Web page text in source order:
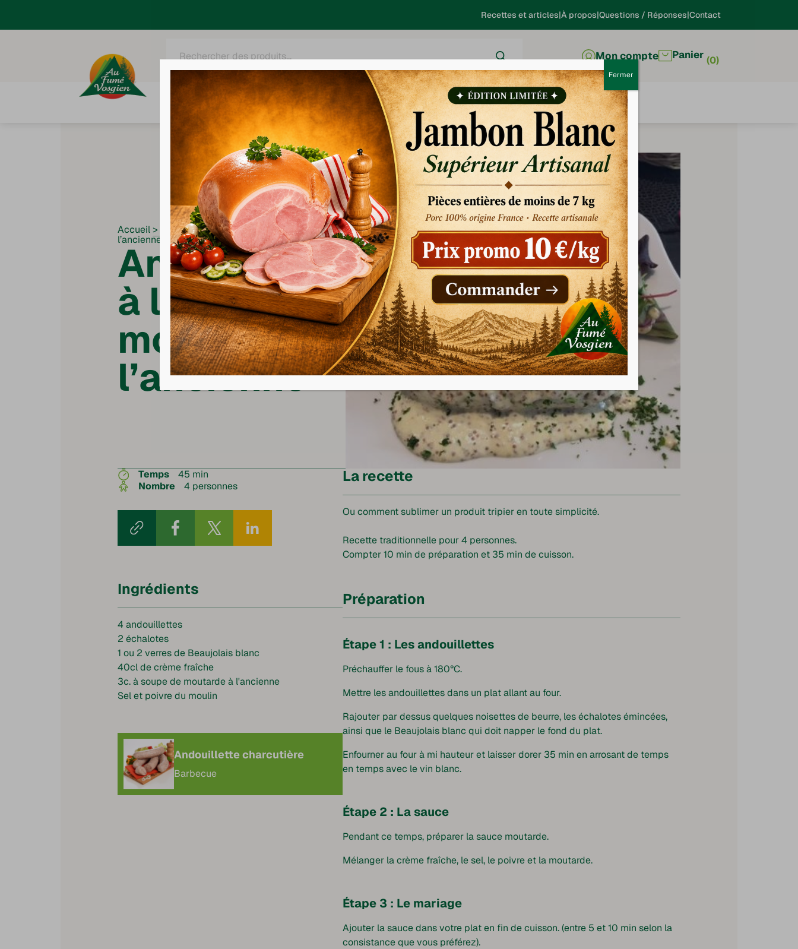
Recettes et articles À propos Questions / Réponses Contact
produits
Mon compte Panier 0
Tous nos produitsCharcuterieSalaisonSaucisses - ChoucrouteBarbecue
Accueil> Recettes>Andouillette à la moutarde à
l’ancienne
Andouillette
à la
moutarde à
l’ancienne
Temps
45 min
Nombre
4 personnes
Ingrédients
4 andouillettes
2 échalotes
1 ou 2 verres de Beaujolais blanc
40cl de crème fraîche
3c. à soupe de moutarde à l'ancienne
Sel et poivre du moulin
Andouillette charcutière
Barbecue
La recette
Ou comment sublimer un produit tripier en toute simplicité.
Recette traditionnelle pour 4 personnes.
Compter 10 min de préparation et 35 min de cuisson.
Préparation
Étape 1 : Les andouillettes
Préchauffer le fous à 180°C.
Mettre les andouillettes dans un plat allant au four.
Rajouter par dessus quelques noisettes de beurre, les échalotes émincées,
ainsi que le Beaujolais blanc qui doit napper le fond du plat.
Enfourner au four à mi hauteur et laisser dorer 35 min en arrosant de temps
en temps avec le vin blanc.
Étape 2 : La sauce
Pendant ce temps, préparer la sauce moutarde.
Mélanger la crème fraîche, le sel, le poivre et la moutarde.
Étape 3 : Le mariage
Ajouter la sauce dans votre plat en fin de cuisson. (entre 5 et 10 min selon la
consistance que vous préférez).
Fermer